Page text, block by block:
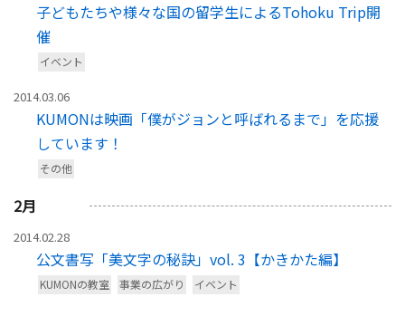
子どもたちや様々な国の留学生によるTohoku Trip開
催
イベント
2014.03.06
KUMONは映画「僕がジョンと呼ばれるまで」を応援
しています！
その他
2月
2014.02.28
公文書写「美文字の秘訣」vol. 3【かきかた編】
KUMONの教室 事業の広がり イベント